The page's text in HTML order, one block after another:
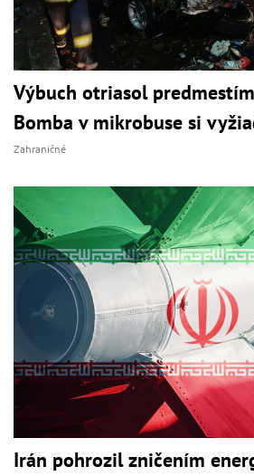
Výbuch otriasol
Bomba v mikrobuse si
Zahraničné
Irán pohrozil zničením